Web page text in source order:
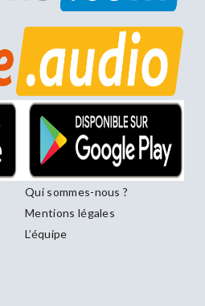
Qui sommes-nous ?
Mentions légales
L’équipe